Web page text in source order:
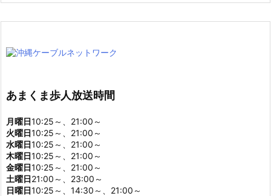
あまくま歩人放送時間
月曜日10:25～、21:00～
火曜日10:25～、21:00～
水曜日10:25～、21:00～
木曜日10:25～、21:00～
金曜日10:25～、21:00～
土曜日21:00～、23:00～
日曜日10:25～、14:30～、21:00～